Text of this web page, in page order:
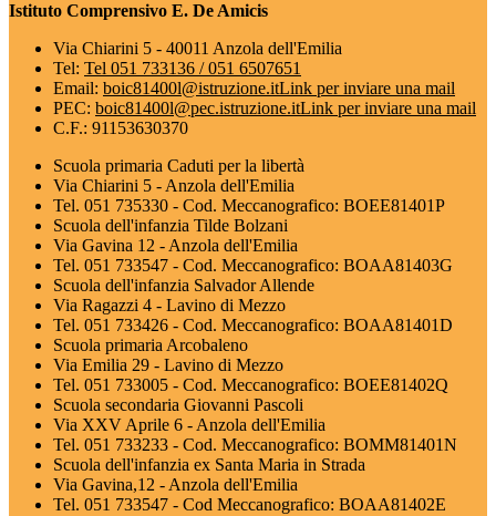
Istituto Comprensivo E. De Amicis
Via Chiarini 5 - 40011 Anzola dell'Emilia
Tel: Tel 051 733136 / 051 6507651
Email: boic81400l@istruzione.itLink per inviare una mail
PEC: boic81400l@pec.istruzione.itLink per inviare una mail
C.F.: 91153630370
Scuola primaria Caduti per la libertà
Via Chiarini 5 - Anzola dell'Emilia
Tel. 051 735330 - Cod. Meccanografico: BOEE81401P
Scuola dell'infanzia Tilde Bolzani
Via Gavina 12 - Anzola dell'Emilia
Tel. 051 733547 - Cod. Meccanografico: BOAA81403G
Scuola dell'infanzia Salvador Allende
Via Ragazzi 4 - Lavino di Mezzo
Tel. 051 733426 - Cod. Meccanografico: BOAA81401D
Scuola primaria Arcobaleno
Via Emilia 29 - Lavino di Mezzo
Tel. 051 733005 - Cod. Meccanografico: BOEE81402Q
Scuola secondaria Giovanni Pascoli
Via XXV Aprile 6 - Anzola dell'Emilia
Tel. 051 733233 - Cod. Meccanografico: BOMM81401N
Scuola dell'infanzia ex Santa Maria in Strada
Via Gavina,12 - Anzola dell'Emilia
Tel. 051 733547 - Cod Meccanografico: BOAA81402E